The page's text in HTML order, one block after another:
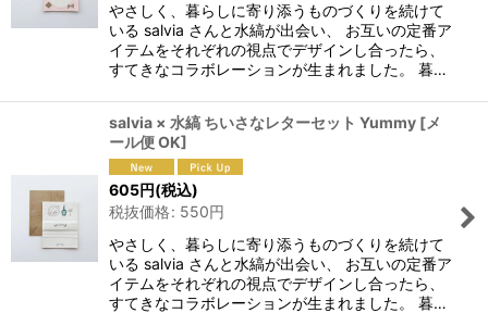
やさしく、暮らしに寄り添うものづくりを続けて
いる salvia さんと水縞が出会い、 お互いの定番ア
イテムをそれぞれの視点でデザインし合ったら、
すてきなコラボレーションが生まれました。 暮…
salvia × 水縞 ちいさなレターセット Yummy [メ
ール便 OK]
605円(税込)
税抜価格: 550円
やさしく、暮らしに寄り添うものづくりを続けて
いる salvia さんと水縞が出会い、 お互いの定番ア
イテムをそれぞれの視点でデザインし合ったら、
すてきなコラボレーションが生まれました。 暮…